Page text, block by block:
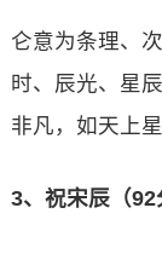
仑意为条理、
时、辰光、星
非凡，如天上
3、祝宋辰（92